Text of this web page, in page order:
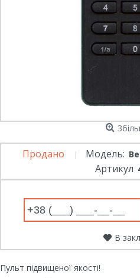
Продано Модель:
Артикул
В
Пульт підвищеної якості!